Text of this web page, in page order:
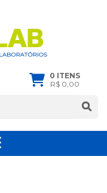
0 ITENS
R$ 0,00